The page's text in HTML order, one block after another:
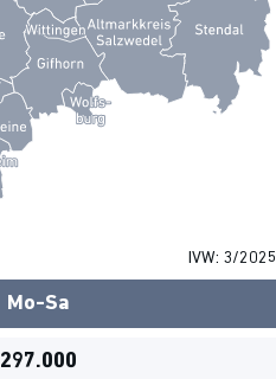
IVW: 3/2025
Mo-Sa
297.000